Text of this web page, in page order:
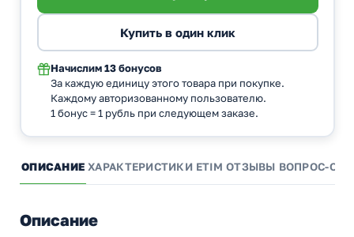
Начислим 13 бонусов
За каждую единицу этого товара при покупке.
Каждому авторизованному пользователю.
1 бонус = 1 рубль при следующем заказе.
ОПИСАНИЕ ХАРАКТЕРИСТИКИ ETIM ОТЗЫВЫ ВОПРОС-
Описание